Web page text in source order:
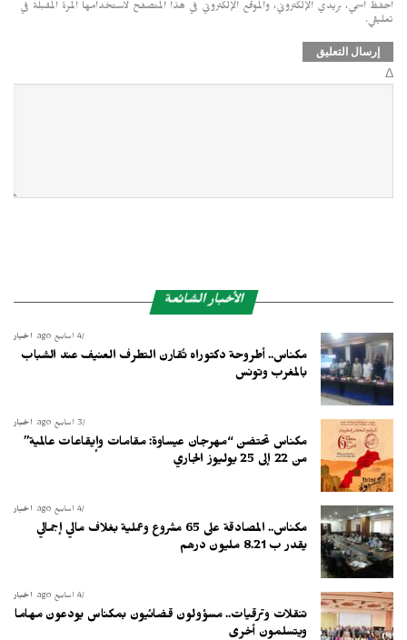
احفظ اسمي، بريدي الإلكتروني، والموقع الإلكتروني في هذا المتصفح لاستخدامها المرة المقبلة في
تعليقي.
Δ
الأخبار الشائعة
أخبار 4 أسابيع ago
مكناس.. أطروحة دكتوراه تُقارن التطرف العنيف عند الشباب
بالمغرب وتونس
أخبار 3 أسابيع ago
مكناس تحتضن “مهرجان عيساوة: مقامات وإيقاعات عالمية”
من 22 إلى 25 يوليوز الجاري
أخبار 4 أسابيع ago
مكناس.. المصادقة على 65 مشروع وعملية بغلاف مالي إجمالي
يقدر ب 8.21 مليون درهم
أخبار 4 أسابيع ago
تنقلات وترقيات.. مسؤولون قضائيون بمكناس يودعون مهاما
ويتسلمون أخرى